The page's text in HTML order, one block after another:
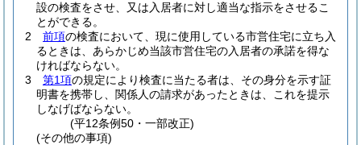
設の検査をさせ、又は入居者に対し適当な指示をさせるこ
とができる。
2
前項の検査において、現に使用している市営住宅に立ち入
るときは、あらかじめ当該市営住宅の入居者の承諾を得な
ければならない。
3
第1項の規定により検査に当たる者は、その身分を示す証
明書を携帯し、関係人の請求があったときは、これを提示
しなげばならない。
(平12条例50・一部改正)
(その他の事項)